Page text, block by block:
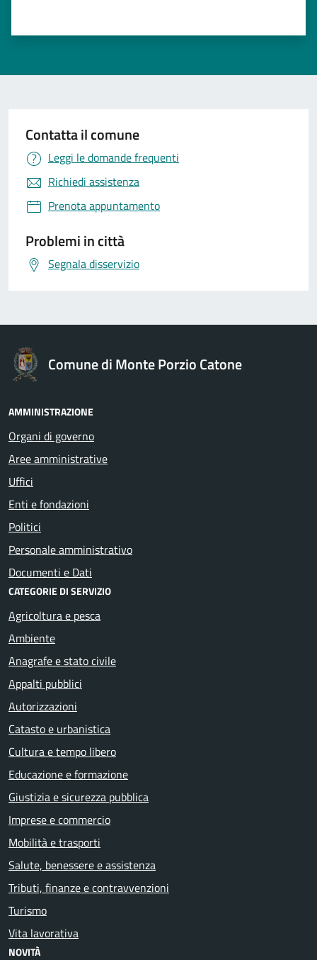
Contatta il comune
Leggi le domande frequenti
Richiedi assistenza
Prenota appuntamento
Problemi in città
Segnala disservizio
Comune di Monte Porzio Catone
AMMINISTRAZIONE
Organi di governo
Aree amministrative
Uffici
Enti e fondazioni
Politici
Personale amministrativo
Documenti e Dati
CATEGORIE DI SERVIZIO
Agricoltura e pesca
Ambiente
Anagrafe e stato civile
Appalti pubblici
Autorizzazioni
Catasto e urbanistica
Cultura e tempo libero
Educazione e formazione
Giustizia e sicurezza pubblica
Imprese e commercio
Mobilità e trasporti
Salute, benessere e assistenza
Tributi, finanze e contravvenzioni
Turismo
Vita lavorativa
NOVITÀ